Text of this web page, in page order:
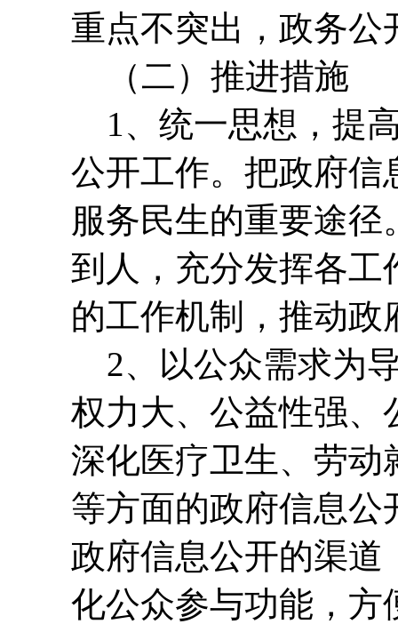
重点不突出，政务公
（二）推进措施
1、统一思想，提
公开工作。把政府信
服务民生的重要途
到人，充分发挥各工
的工作机制，推动
2、以公众需求为
权力大、公益性强、
深化医疗卫生、劳动
等方面的政府信息公
政府信息公开的渠道
化公众参与功能，方